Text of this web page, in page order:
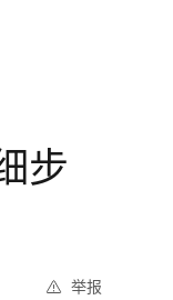
步
举报